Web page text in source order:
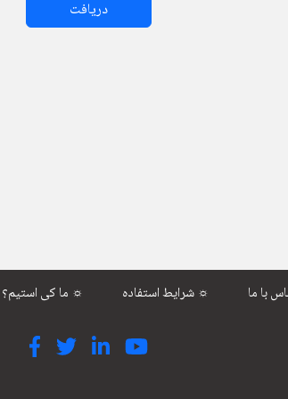
دریافت
ما کی استیم؟ ☼ شرایط استفاده ☼